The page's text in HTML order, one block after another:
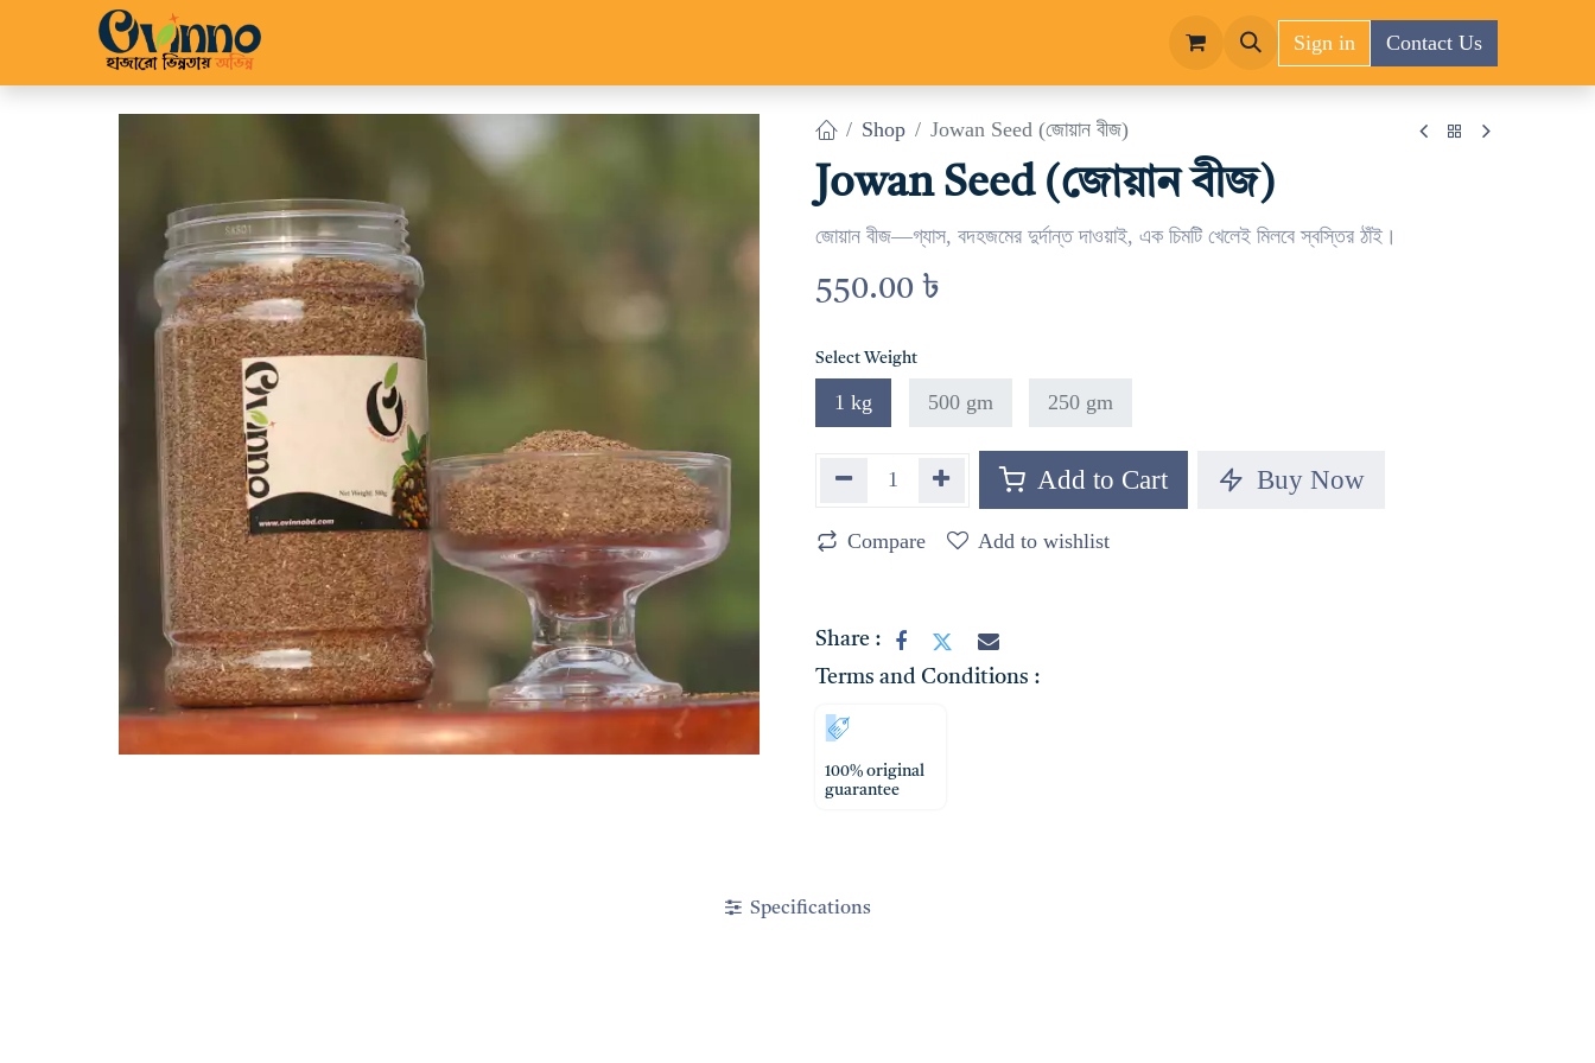
Sign in Contact Us
Shop Jowan Seed (জোয়ান বীজ)
Jowan Seed (জোয়ান বীজ)
জোয়ান বীজ—গ্যাস, বদহজমের দুর্দান্ত দাওয়াই, এক চিমটি খেলেই মিলবে স্বস্তির ঠাঁই।
550.00 ৳
Select Weight
1 kg 500 gm 250 gm
Add to Cart Buy Now
Compare Add to wishlist
Share :
Terms and Conditions :
100% original
guarantee
Specifications